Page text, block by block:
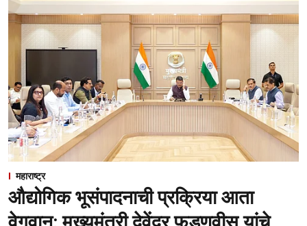
महाराष्ट्र
औद्योगिक भूसंपादनाची प्रक्रिया आता